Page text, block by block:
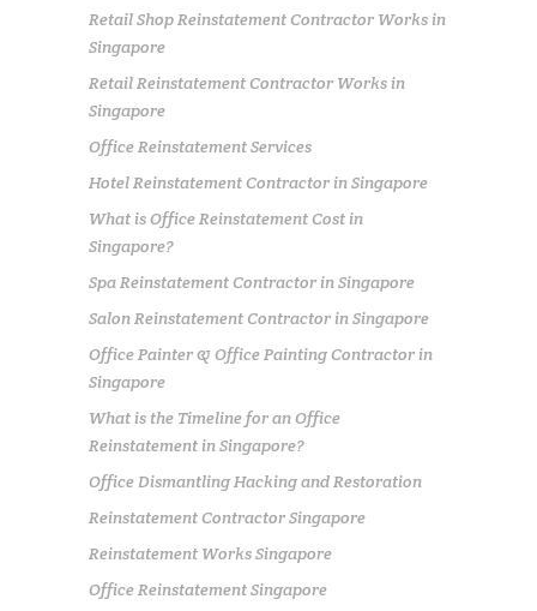
Retail Shop Reinstatement Contractor Works in
Singapore
Retail Reinstatement Contractor Works in
Singapore
Office Reinstatement Services
Hotel Reinstatement Contractor in Singapore
What is Office Reinstatement Cost in
Singapore?
Spa Reinstatement Contractor in Singapore
Salon Reinstatement Contractor in Singapore
Office Painter & Office Painting Contractor in
Singapore
What is the Timeline for an Office
Reinstatement in Singapore?
Office Dismantling Hacking and Restoration
Reinstatement Contractor Singapore
Reinstatement Works Singapore
Office Reinstatement Singapore